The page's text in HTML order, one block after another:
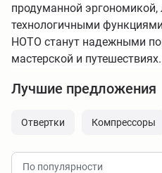
продуманной
технологичными
HOTO станут надежными
мастерской и путешествиях.
Лучшие предложения
Отвертки Компрессоры
По популярности